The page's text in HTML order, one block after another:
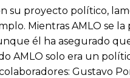
su proyecto político,
Mientras AMLO se la
él ha asegurado
AMLO solo era un
Gustavo